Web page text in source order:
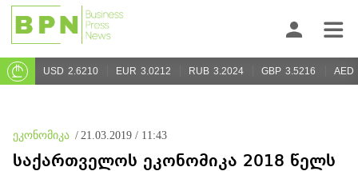
USD 2.6210 EUR 3.0212 RUB 3.2024 GBP 3.5216 AED
ეკონომიკა / 21.03.2019 / 11:43
საქართველოს ეკონომიკა 2018 წელს